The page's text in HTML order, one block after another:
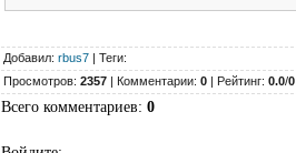
Добавил: rbus7 | Теги:
Просмотров: 2357 | Комментарии: 0 | Рейтинг: 0.0/0
Всего комментариев: 0